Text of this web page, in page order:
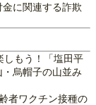
に関連する詐欺
しもう！「塩田平
烏帽子の山並み
者ワクチン接種の